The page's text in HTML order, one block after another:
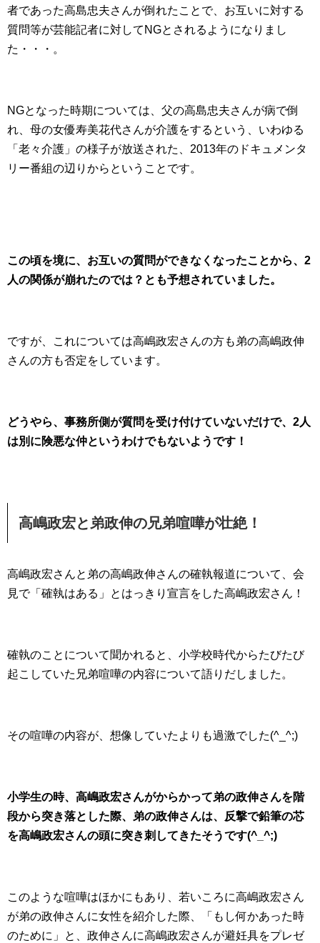
者であった高島忠夫さんが倒れたことで、お互いに対する
質問等が芸能記者に対してNGとされるようになりまし
た・・・。
NGとなった時期については、父の高島忠夫さんが病で倒
れ、母の女優寿美花代さんが介護をするという、いわゆる
「老々介護」の様子が放送された、2013年のドキュメンタ
リー番組の辺りからということです。
この頃を境に、お互いの質問ができなくなったことから、2
人の関係が崩れたのでは？とも予想されていました。
ですが、これについては高嶋政宏さんの方も弟の高嶋政伸
さんの方も否定をしています。
どうやら、事務所側が質問を受け付けていないだけで、2人
は別に険悪な仲というわけでもないようです！
高嶋政宏と弟政伸の兄弟喧嘩が壮絶！
高嶋政宏さんと弟の高嶋政伸さんの確執報道について、会
見で「確執はある」とはっきり宣言をした高嶋政宏さん！
確執のことについて聞かれると、小学校時代からたびたび
起こしていた兄弟喧嘩の内容について語りだしました。
その喧嘩の内容が、想像していたよりも過激でした(^_^;)
小学生の時、高嶋政宏さんがからかって弟の政伸さんを階
段から突き落とした際、弟の政伸さんは、反撃で鉛筆の芯
を高嶋政宏さんの頭に突き刺してきたそうです(^_^;)
このような喧嘩はほかにもあり、若いころに高嶋政宏さん
が弟の政伸さんに女性を紹介した際、「もし何かあった時
のために」と、政伸さんに高嶋政宏さんが避妊具をプレゼ